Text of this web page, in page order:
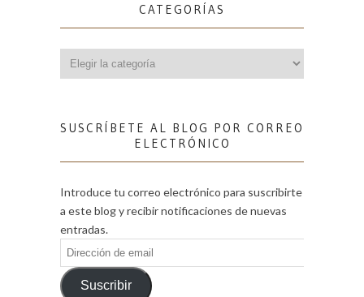
CATEGORÍAS
SUSCRÍBETE AL BLOG POR CORREO
ELECTRÓNICO
Introduce tu correo electrónico para suscribirte
a este blog y recibir notificaciones de nuevas
entradas.
Dirección
de
emailSuscribir